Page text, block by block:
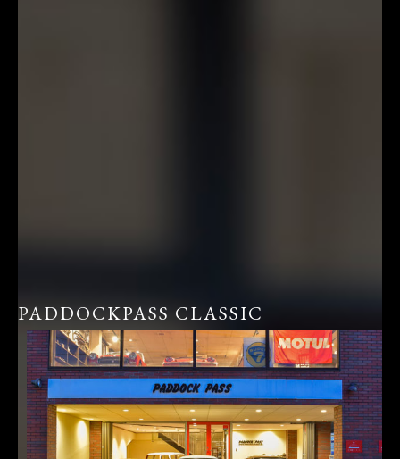
PADDOCKPASS CLASSIC